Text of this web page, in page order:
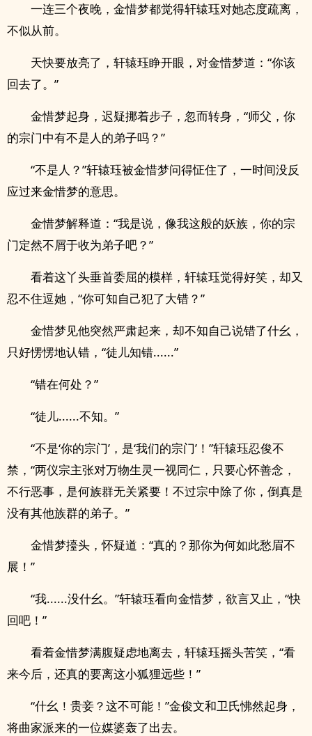
一连三个夜晚，金惜梦都觉得轩辕珏对她态度疏离，
不似从前。
天快要放亮了，轩辕珏睁开眼，对金惜梦道：“你该
回去了。”
金惜梦起身，迟疑挪着步子，忽而转身，“师父，你
的宗门中有不是人的弟子吗？”
“不是人？”轩辕珏被金惜梦问得怔住了，一时间没反
应过来金惜梦的意思。
金惜梦解释道：“我是说，像我这般的妖族，你的宗
门定然不屑于收为弟子吧？”
看着这丫头垂首委屈的模样，轩辕珏觉得好笑，却又
忍不住逗她，“你可知自己犯了大错？”
金惜梦见他突然严肃起来，却不知自己说错了什幺，
只好愣愣地认错，“徒儿知错......”
“错在何处？”
“徒儿......不知。”
“不是‘你的宗门’，是‘我们的宗门’！”轩辕珏忍俊不
禁，“两仪宗主张对万物生灵一视同仁，只要心怀善念，
不行恶事，是何族群无关紧要！不过宗中除了你，倒真是
没有其他族群的弟子。”
金惜梦擡头，怀疑道：“真的？那你为何如此愁眉不
展！”
“我......没什幺。”轩辕珏看向金惜梦，欲言又止，“快
回吧！”
看着金惜梦满腹疑虑地离去，轩辕珏摇头苦笑，“看
来今后，还真的要离这小狐狸远些！”
“什幺！贵妾？这不可能！”金俊文和卫氏怫然起身，
将曲家派来的一位媒婆轰了出去。